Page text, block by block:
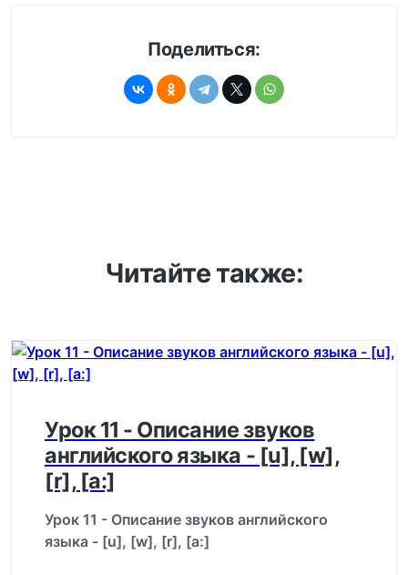
Поделиться:
Читайте также:
Урок 11 - Описание звуков
английского языка - [u], [w],
[r], [a:]
Урок 11 - Описание звуков английского
языка - [u], [w], [r], [a:]